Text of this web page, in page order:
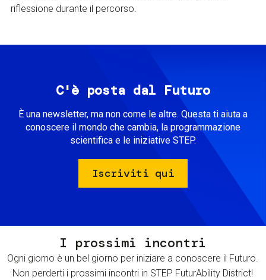
riflessione durante il percorso.
C'è posta dal Futuro
È una newsletter, ma non come le altre. Questa ti aiuta a
conoscere il mondo che cambia, la programmazione
scientifica e le iniziative STEP.
Iscriviti qui
I prossimi incontri
Ogni giorno è un bel giorno per iniziare a conoscere il Futuro.
Non perderti i prossimi incontri in STEP FuturAbility District!